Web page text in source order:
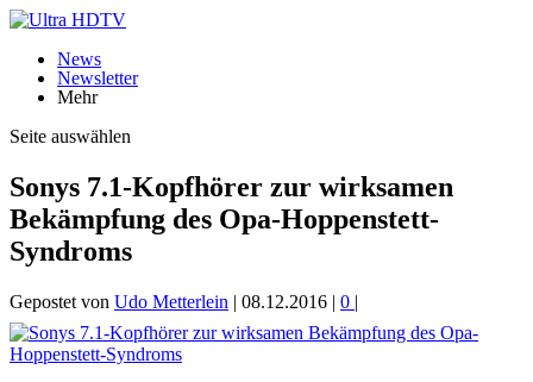
News
Newsletter
Mehr
Seite auswählen
Sonys 7.1-Kopfhörer zur wirksamen
Bekämpfung des Opa-Hoppenstett-
Syndroms
Gepostet von Udo Metterlein | 08.12.2016 | 0 |